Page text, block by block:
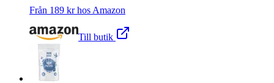
Från 189 kr hos Amazon
Till butik